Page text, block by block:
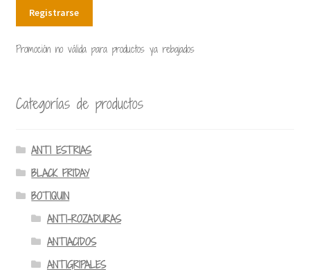
Registrarse
Promoción no válida para productos ya rebajados
Categorías de productos
ANTI ESTRIAS
BLACK FRIDAY
BOTIQUIN
ANTI-ROZADURAS
ANTIACIDOS
ANTIGRIPALES